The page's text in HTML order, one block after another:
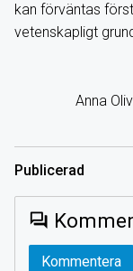
kan förväntas
vetenskapligt
Anna
Publicerad
forum
Kommentera